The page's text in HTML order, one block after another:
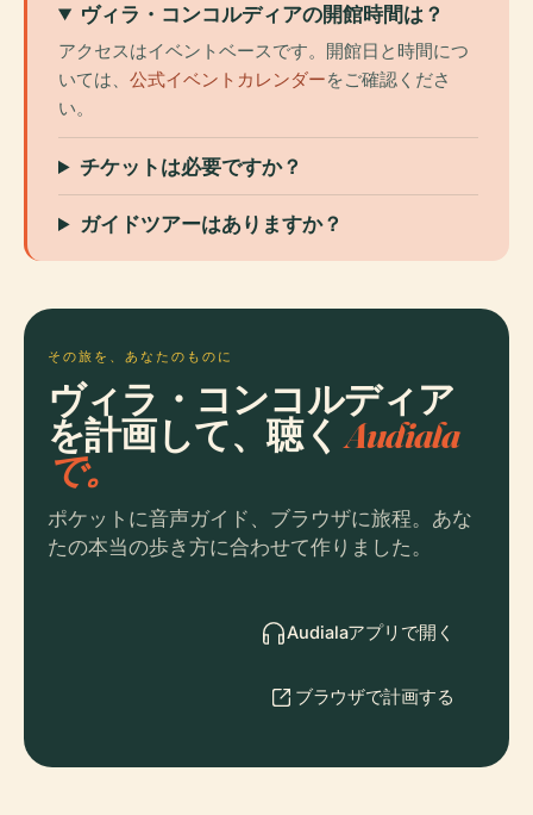
ヴィラ・コンコルディアの開館時間は？
アクセスはイベントベースです。開館日と時間につ
いては、 公式イベントカレンダーをご確認くださ
い。
チケットは必要ですか？
ガイドツアーはありますか？
その旅を、あなたのものに
ヴィラ・コンコルディア
を計画して、聴くAudiala
で。
ポケットに音声ガイド、ブラウザに旅程。あな
たの本当の歩き方に合わせて作りました。
Audialaアプリで開く
ブラウザで計画する